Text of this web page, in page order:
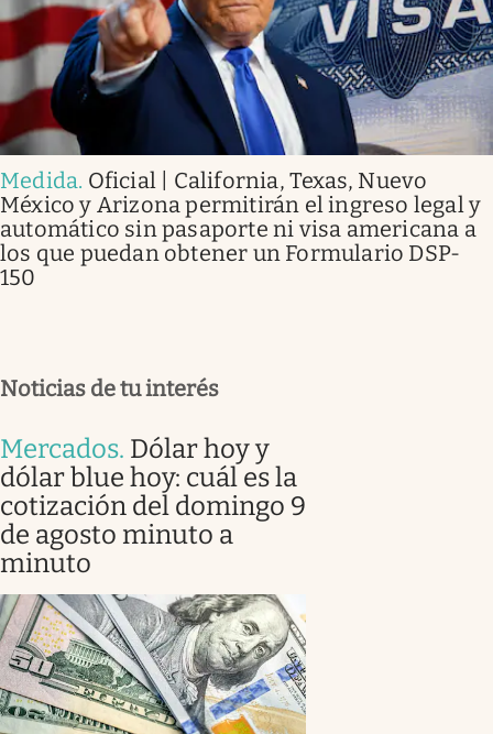
Medida. Oficial | California, Texas, Nuevo
México y Arizona permitirán el ingreso legal y
automático sin pasaporte ni visa americana a
los que puedan obtener un Formulario DSP-
150
Noticias de tu interés
Mercados. Dólar hoy y
dólar blue hoy: cuál es la
cotización del domingo 9
de agosto minuto a
minuto